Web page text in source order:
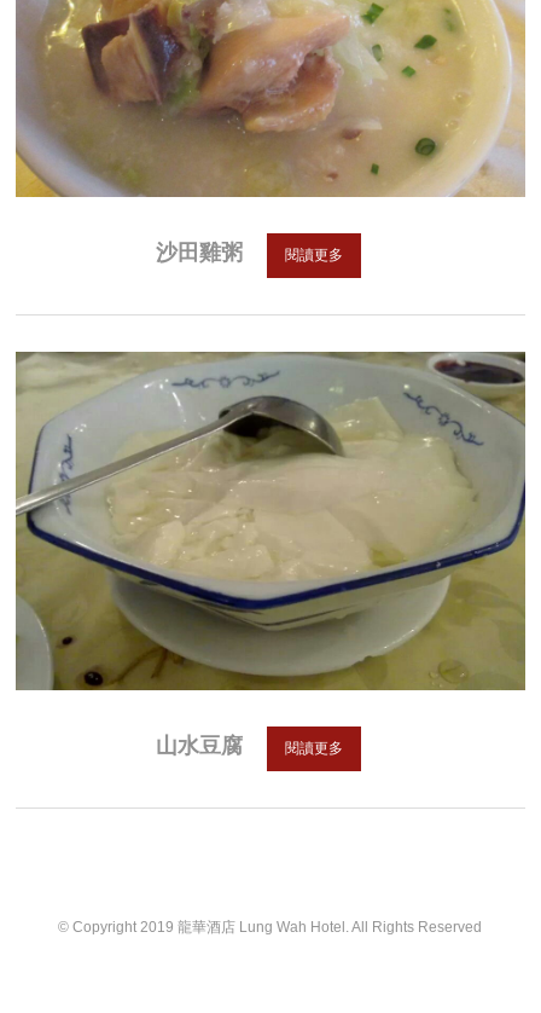
沙田雞粥 閱讀更多
山水豆腐 閱讀更多
© Copyright 2019 龍華酒店 Lung Wah Hotel. All Rights Reserved